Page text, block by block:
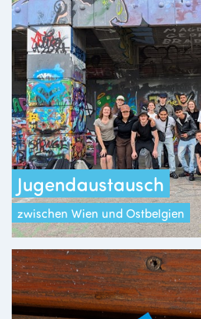
Jugendaustausch
zwischen Wien und Ostbelgien